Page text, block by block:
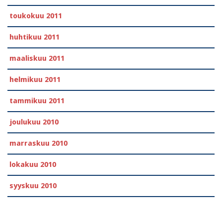
toukokuu 2011
huhtikuu 2011
maaliskuu 2011
helmikuu 2011
tammikuu 2011
joulukuu 2010
marraskuu 2010
lokakuu 2010
syyskuu 2010